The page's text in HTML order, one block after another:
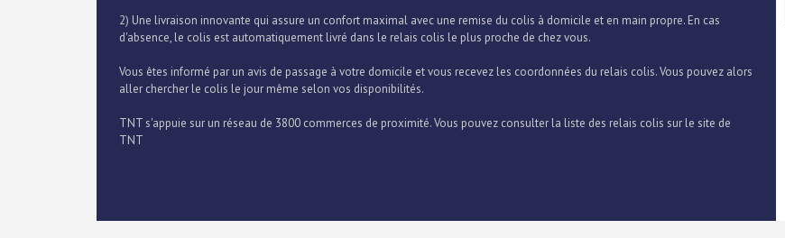
2) Une livraison innovante qui assure un confort maximal avec une remise du colis à domicile et en main propre. En cas
d'absence, le colis est automatiquement livré dans le relais colis le plus proche de chez vous.
Vous êtes informé par un avis de passage à votre domicile et vous recevez les coordonnées du relais colis. Vous pouvez alors
aller chercher le colis le jour même selon vos disponibilités.
TNT s'appuie sur un réseau de 3800 commerces de proximité. Vous pouvez consulter la liste des relais colis sur le site de
TNT